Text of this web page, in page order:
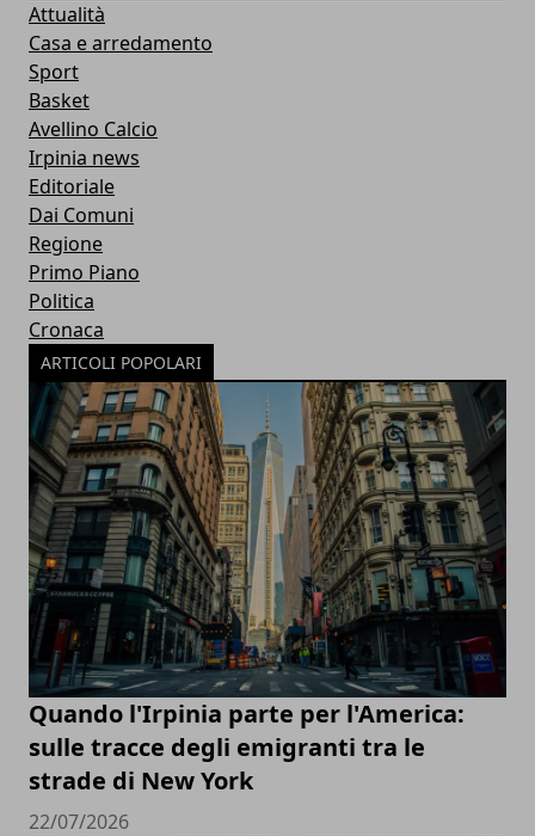
Attualità
Casa e arredamento
Sport
Basket
Avellino Calcio
Irpinia news
Editoriale
Dai Comuni
Regione
Primo Piano
Politica
Cronaca
ARTICOLI POPOLARI
Quando l'Irpinia parte per l'America:
sulle tracce degli emigranti tra le
strade di New York
22/07/2026